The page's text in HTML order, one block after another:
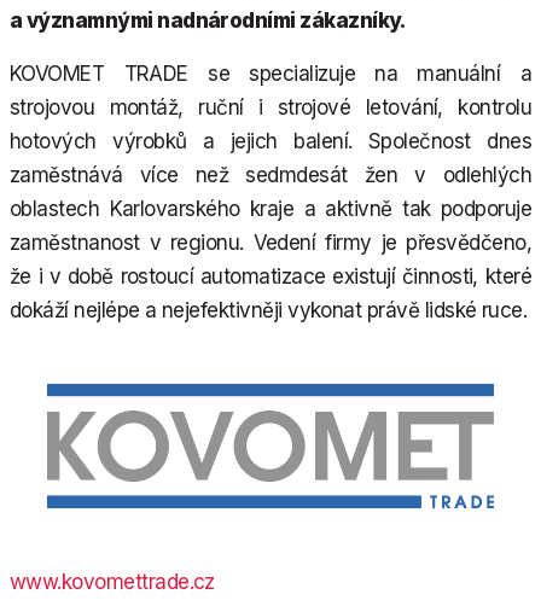
a významnými nadnárodními zákazníky.
KOVOMET TRADE se specializuje na manuální a
strojovou montáž, ruční i strojové letování, kontrolu
hotových výrobků a jejich balení. Společnost dnes
zaměstnává více než sedmdesát žen v odlehlých
oblastech Karlovarského kraje a aktivně tak podporuje
zaměstnanost v regionu. Vedení firmy je přesvědčeno,
že i v době rostoucí automatizace existují činnosti, které
dokáží nejlépe a nejefektivněji vykonat právě lidské ruce.
www.kovomettrade.cz